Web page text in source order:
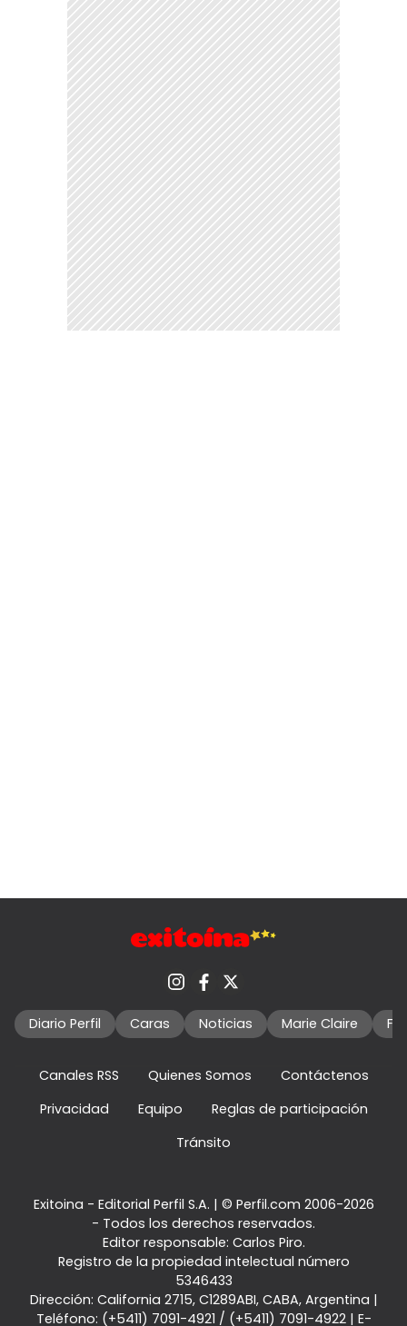
Diario Perfil Caras Noticias Marie Claire
Canales RSS Quienes Somos
Contáctenos
Privacidad
Equipo
Reglas de participación
Tránsito
Exitoina - Editorial Perfil S.A. | © Perfil.com 2006-2026
- Todos los derechos reservados.
Editor responsable: Carlos Piro.
Registro de la propiedad intelectual número
5346433
Dirección: California 2715, C1289ABI, CABA, Argentina |
Teléfono: (+5411) 7091-4921 / (+5411) 7091-4922| E-